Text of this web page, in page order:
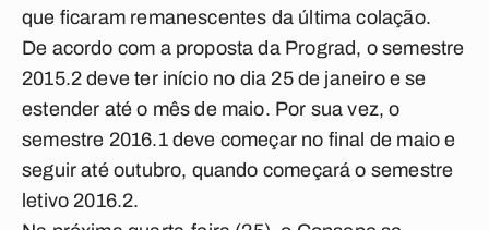
que ficaram remanescentes da última colação.
De acordo com a proposta da Prograd, o semestre
2015.2 deve ter início no dia 25 de janeiro e se
estender até o mês de maio. Por sua vez, o
semestre 2016.1 deve começar no final de maio e
seguir até outubro, quando começará o semestre
letivo 2016.2.